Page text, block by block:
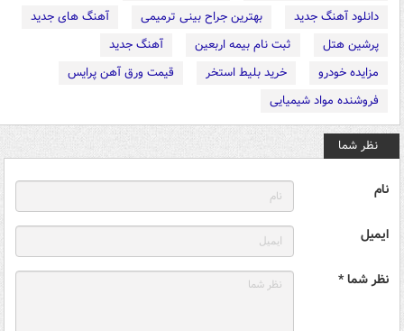
دانلود آهنگ جدید
بهترین جراح بینی ترمیمی
آهنگ های جدید
پرشین هتل
ثبت نام بیمه اربعین
آهنگ جدید
مزایده خودرو
خرید بلیط استخر
قیمت ورق آهن پرایس
فروشنده مواد شیمیایی
نظر شما
نام
ایمیل
نظر شما *